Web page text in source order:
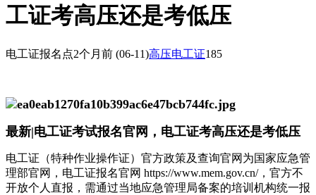
工证考高压还是考低压
电工证报名点2个月前 (06-11)高压电工证185
最新|电工证考试报名官网，电工证考高压还是考低压
‌电工证（特种作业操作证）官方政策及查询官网为国家应急管
理部官网‌，电工证报名官网 https://www.mem.gov.cn/，官方不
开放个人直报，需通过当地应急管理局备案的培训机构统一报